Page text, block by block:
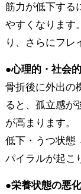
筋力が低下する
やすくなります
り、さらにフレ
●心理的・社会
骨折後に外出の
ると、孤立感が
が高まります
低下・うつ状態
パイラルが起こ
●栄養状態の悪化